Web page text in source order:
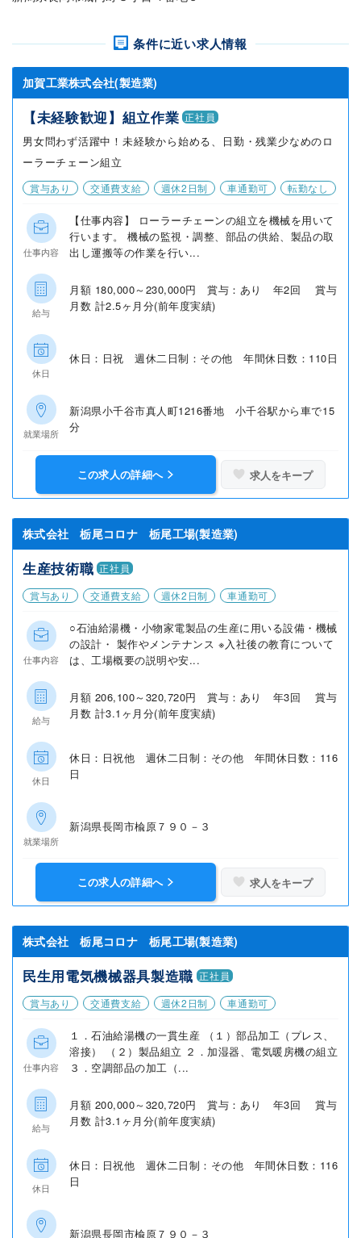
条件に近い求人情報
加賀工業株式会社(製造業)
【未経験歓迎】組立作業 正社員
男女問わず活躍中！未経験から始める、日勤・残業少なめのロ
ーラーチェーン組立
賞与あり 交通費支給 週休2日制 車通勤可 転勤なし
仕事内容
【仕事内容】 ローラーチェーンの組立を機械を用いて
行います。 機械の監視・調整、部品の供給、製品の取
出し運搬等の作業を行い...
給与
月額 180,000～230,000円 賞与：あり 年2回 賞与
月数 計2.5ヶ月分(前年度実績)
休日
休日：日祝 週休二日制：その他 年間休日数：110日
就業場所
新潟県小千谷市真人町1216番地 小千谷駅から車で15
分
この求人の詳細へ 求人をキープ
株式会社 栃尾コロナ 栃尾工場(製造業)
生産技術職 正社員
賞与あり
交通費支給 週休2日制 車通勤可
仕事内容
○石油給湯機・小物家電製品の生産に用いる設備・機械
の設計・ 製作やメンテナンス ※入社後の教育について
は、工場概要の説明や安...
給与
月額 206,100～320,720円 賞与：あり 年3回 賞与
月数 計3.1ヶ月分(前年度実績)
休日
休日：日祝他 週休二日制：その他 年間休日数：116
日
就業場所
新潟県長岡市楡原７９０－３
この求人の詳細へ 求人をキープ
株式会社 栃尾コロナ 栃尾工場(製造業)
民生用電気機械器具製造職 正社員
賞与あり
交通費支給 週休2日制 車通勤可
仕事内容
１．石油給湯機の一貫生産 （１）部品加工（プレス、
溶接） （２）製品組立 ２．加湿器、電気暖房機の組立
３．空調部品の加工（...
給与
月額 200,000～320,720円 賞与：あり 年3回 賞与
月数 計3.1ヶ月分(前年度実績)
休日
休日：日祝他 週休二日制：その他 年間休日数：116
日
新潟県長岡市楡原７９０－３